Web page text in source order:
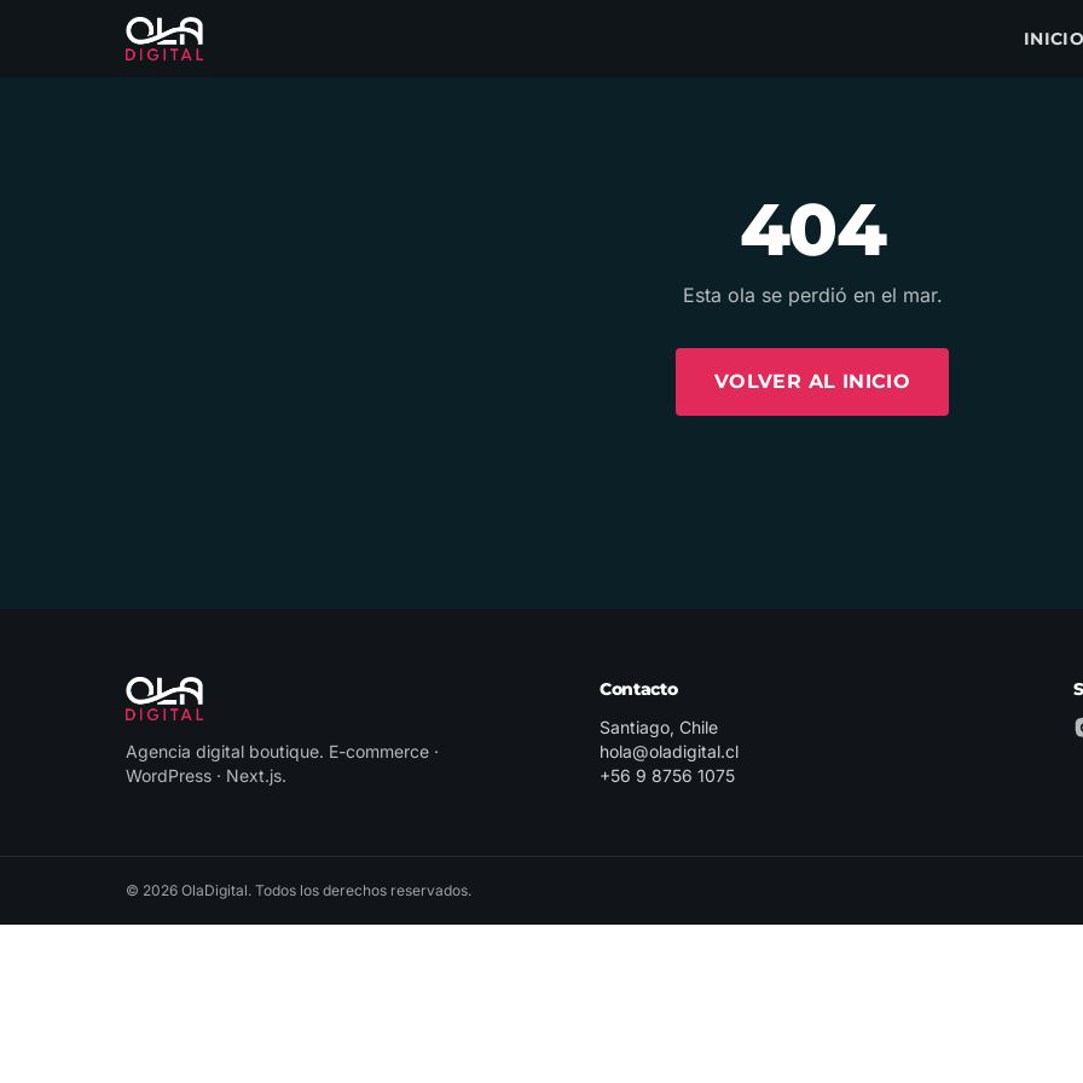
404
Esta ola se perdió en el mar.
VOLVER AL INICIO
Agencia digital boutique. E-commerce ·
WordPress · Next.js.
Contacto
Santiago, Chile
hola@oladigital.cl
+56 9 8756 1075
© 2026 OlaDigital. Todos los derechos reservados.